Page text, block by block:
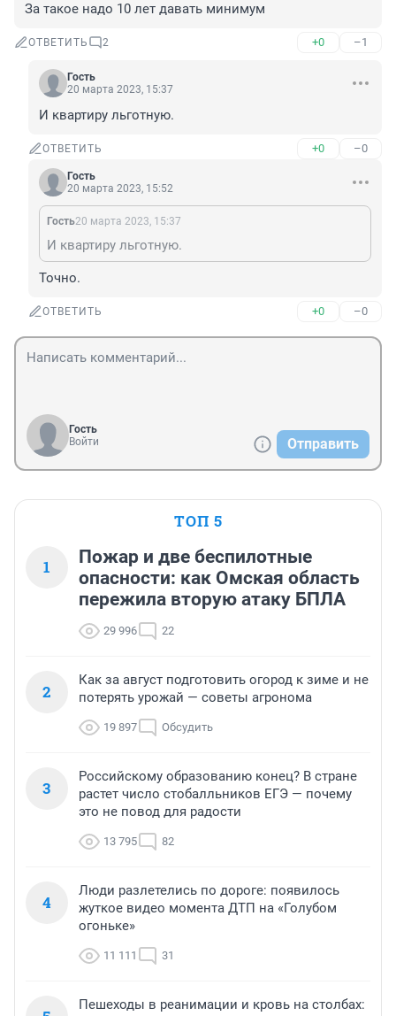
За такое надо 10 лет давать минимум
ОТВЕТИТЬ 2 +0 –1
Гость
20 марта 2023, 15:37
И квартиру льготную.
ОТВЕТИТЬ +0 –0
Гость
20 марта 2023, 15:52
Гость20 марта 2023, 15:37
И квартиру льготную.
Точно.
ОТВЕТИТЬ +0 –0
Гость
Войти
Отправить
ТОП 5
1
Пожар и две беспилотные
опасности: как Омская область
пережила вторую атаку БПЛА
29 996 22
2
Как за август подготовить огород к зиме и не
потерять урожай — советы агронома
19 897 Обсудить
3
Российскому образованию конец? В стране
растет число стобалльников ЕГЭ — почему
это не повод для радости
13 795 82
4
Люди разлетелись по дороге: появилось
жуткое видео момента ДТП на «Голубом
огоньке»
11 111 31
Пешеходы в реанимации и кровь на столбах: